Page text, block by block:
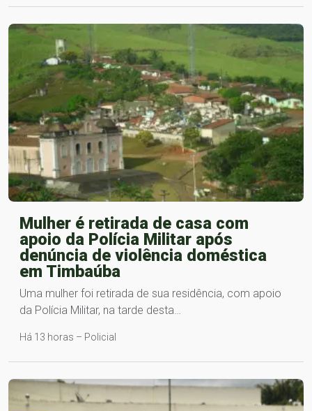
Mulher é retirada de casa com
apoio da Polícia Militar após
denúncia de violência doméstica
em Timbaúba
Uma mulher foi retirada de sua residência, com apoio
da Polícia Militar, na tarde desta…
Há 13 horas – Policial